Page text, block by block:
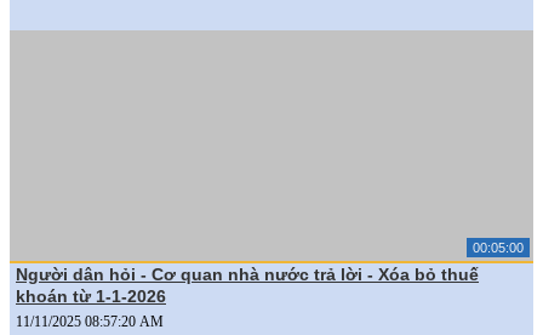
00:05:00
Người dân hỏi - Cơ quan nhà nước trả lời - Xóa bỏ thuế
khoán từ 1-1-2026
11/11/2025 08:57:20 AM